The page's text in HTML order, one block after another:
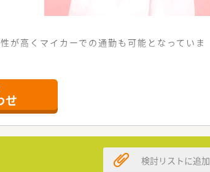
が高くマイカーでの通勤も可能となっていま
ているため調剤業務に集中することが可能で
康を支える盤石な基盤を築き上げています。
運営によって安定した収益体制を誇っていま
ーマン店舗を中心とした出店を行っています。
せ
検討リストに追加